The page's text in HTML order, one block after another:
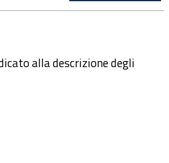
alla descrizione degli